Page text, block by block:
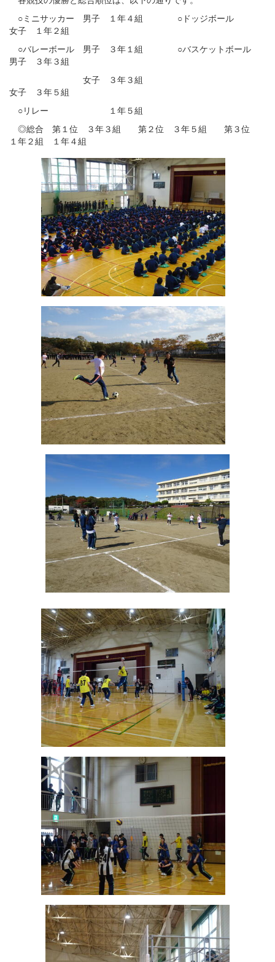
○ミニサッカー 男子 １年４組 ○ドッジボール
女子 １年２組
○バレーボール 男子 ３年１組 ○バスケットボール
男子 ３年３組
女子 ３年３組
女子 ３年５組
○リレー １年５組
◎総合 第１位 ３年３組 第２位 ３年５組 第３位
１年２組 １年４組